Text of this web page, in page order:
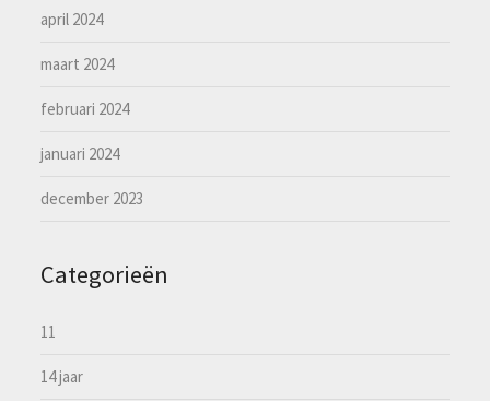
april 2024
maart 2024
februari 2024
januari 2024
december 2023
Categorieën
11
14 jaar